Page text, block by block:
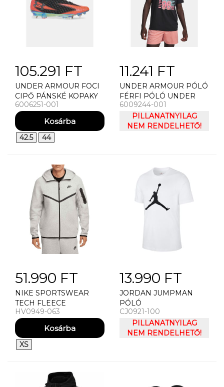
105.291 FT
UNDER ARMOUR FOCI
CIPŐ PÁNSKÉ KOPAKY
UNDER ARMOUR UA
TEAM SHADOW C ELITE
3 HYB
6006251-001
42.5 44
11.241 FT
UNDER ARMOUR PÓLÓ
FÉRFI PÓLÓ UNDER
ARMOUR UA M LOGO
COLLAGE SS
6009244-001
PILLANATNYILAG
NEM RENDELHETŐ!
51.990 FT
NIKE SPORTSWEAR
TECH FLEECE
WINDRUNNER FULL
ZIP PULÓVER
HV0949-063
XS
13.990 FT
JORDAN JUMPMAN
PÓLÓ
CJ0921-100
PILLANATNYILAG
NEM RENDELHETŐ!